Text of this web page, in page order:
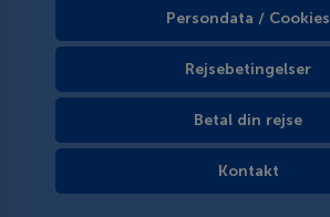
Persondata / Cookies
Rejsebetingelser
Betal din rejse
Kontakt